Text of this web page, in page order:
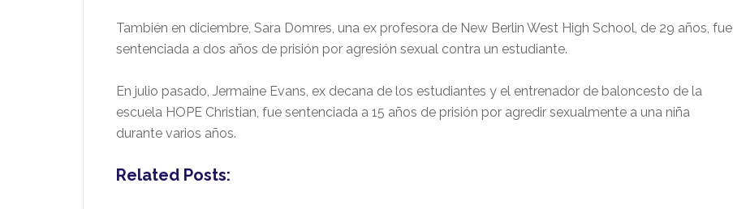
También en diciembre, Sara Domres, una ex profesora de New Berlin West High School, de 29 años, fue
sentenciada a dos años de prisión por agresión sexual contra un estudiante.
En julio pasado, Jermaine Evans, ex decana de los estudiantes y el entrenador de baloncesto de la
escuela HOPE Christian, fue sentenciada a 15 años de prisión por agredir sexualmente a una niña
durante varios años.
Related Posts: